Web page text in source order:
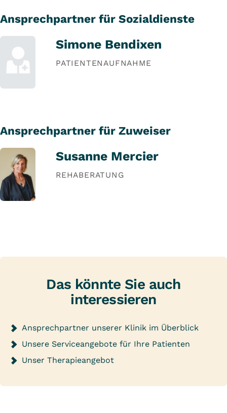
Ansprechpartner für Sozialdienste
Simone Bendixen
PATIENTENAUFNAHME
Ansprechpartner für Zuweiser
Susanne Mercier
REHABERATUNG
Das könnte Sie auch
interessieren
Ansprechpartner unserer Klinik im Überblick
Unsere Serviceangebote für Ihre Patienten
Unser Therapieangebot